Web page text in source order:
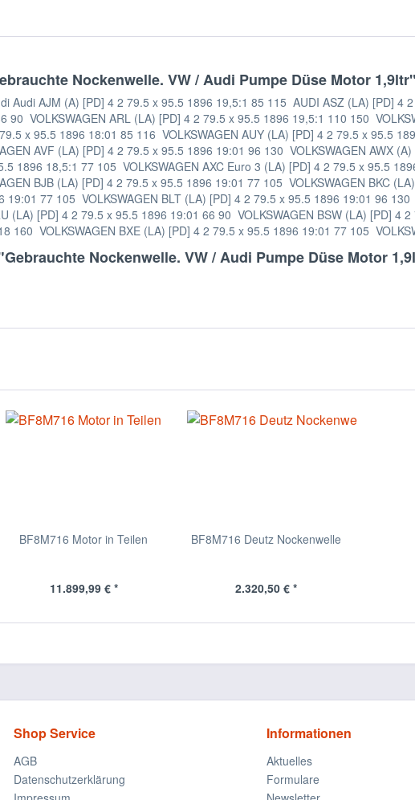
Nockenwelle. VW / Audi Pumpe Düse Motor 1,9ltr"
Audi AJM (A) [PD] 4 2 79.5 x 95.5 1896 19,5:1 85 115 AUDI ASZ (LA) [PD] 4
90 VOLKSWAGEN ARL (LA) [PD] 4 2 79.5 x 95.5 1896 19,5:1 110 150
x 95.5 1896 18:01 85 116 VOLKSWAGEN AUY (LA) [PD] 4 2 79.5 x 95.5
AVF (LA) [PD] 4 2 79.5 x 95.5 1896 19:01 96 130 VOLKSWAGEN AWX
1896 18,5:1 77 105 VOLKSWAGEN AXC Euro 3 (LA) [PD] 4 2 79.5 x 95.5
BJB (LA) [PD] 4 2 79.5 x 95.5 1896 19:01 77 105 VOLKSWAGEN BKC
19:01 77 105 VOLKSWAGEN BLT (LA) [PD] 4 2 79.5 x 95.5 1896 19:01 96
(LA) [PD] 4 2 79.5 x 95.5 1896 19:01 66 90 VOLKSWAGEN BSW (LA) [PD] 4
160 VOLKSWAGEN BXE (LA) [PD] 4 2 79.5 x 95.5 1896 19:01 77 105
Nockenwelle. VW / Audi Pumpe Düse Motor
BF8M716 Motor in Teilen
11.899,99 € *
BF8M716 Deutz Nockenwelle
2.320,50 € *
Shop Service
AGB
Datenschutzerklärung
Informationen
Aktuelles
Formulare